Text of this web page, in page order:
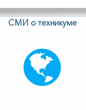
СМИ о техникуме